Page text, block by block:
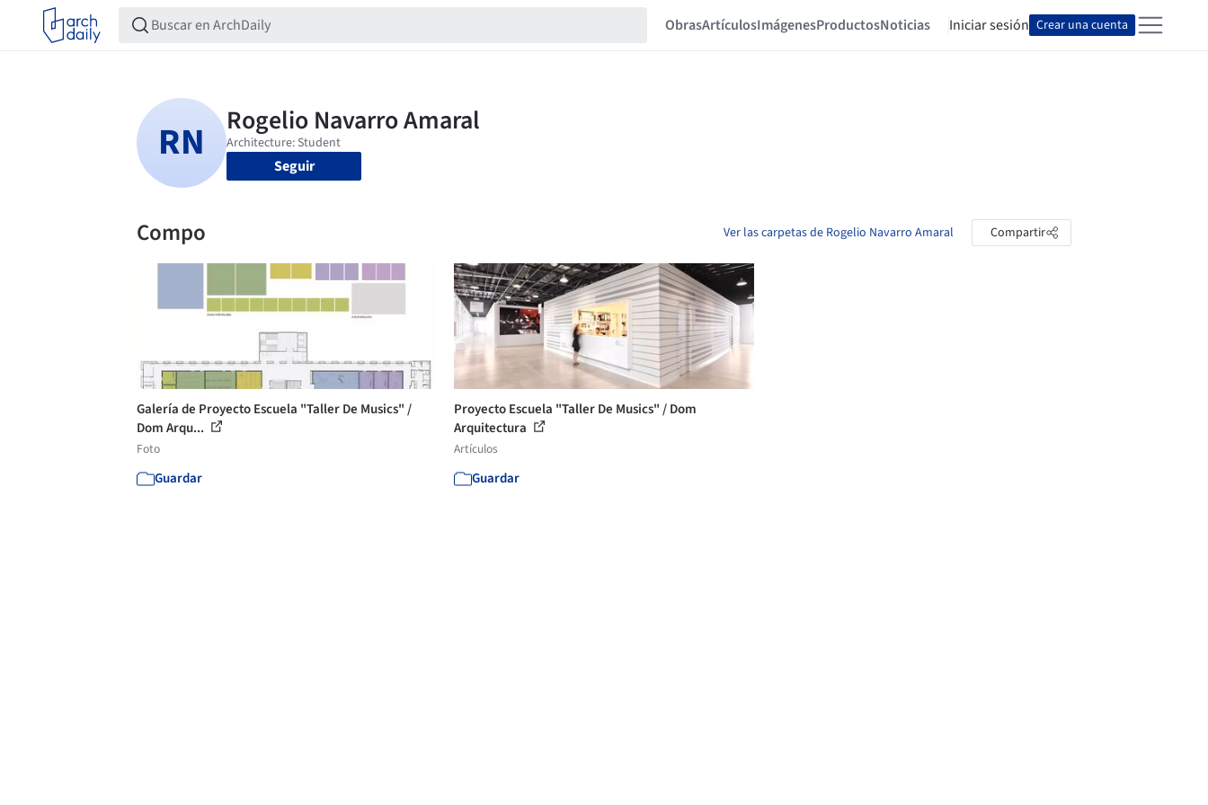
ObrasArtículosImágenesProductosNoticias Iniciar sesión Crear una cuenta
Seguir
Compo Ver las carpetas de Rogelio Navarro Amaral Compartir
Galería de Proyecto Escuela "Taller De Musics" /
Dom Arqu...
Foto
Guardar
Proyecto Escuela "Taller De Musics" / Dom
Arquitectura
Artículos
Guardar